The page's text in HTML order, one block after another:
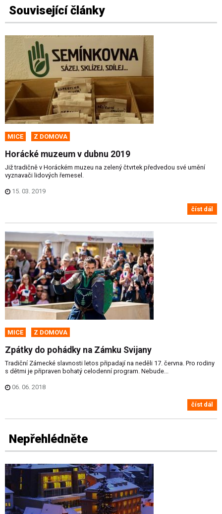
Související články
MICE Z DOMOVA
Horácké muzeum v dubnu 2019
Již tradičně v Horáckém muzeu na zelený čtvrtek předvedou své umění
vyznavači lidových řemesel.
15. 03. 2019
číst dál
MICE Z DOMOVA
Zpátky do pohádky na Zámku Svijany
Tradiční Zámecké slavnosti letos připadají na neděli 17. června. Pro rodiny
s dětmi je připraven bohatý celodenní program. Nebude...
06. 06. 2018
číst dál
Nepřehlédněte